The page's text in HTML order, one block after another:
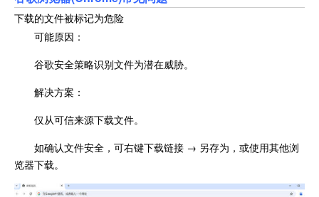
下载的文件被标记为危险
可能原因：
谷歌安全策略识别文件为潜在威胁。
解决方案：
仅从可信来源下载文件。
如确认文件安全，可右键下载链接 → 另存为，或使用其他浏
览器下载。